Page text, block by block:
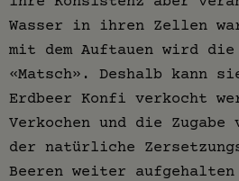
Wasser in ihren Zellen
mit dem Auftauen wird die
«Matsch». Deshalb kann
Erdbeer Konfi verkocht
Verkochen und die Zugabe
der natürliche
Beeren weiter aufgehalten